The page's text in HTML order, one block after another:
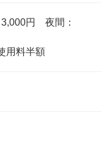
円 夜間：
用料半額